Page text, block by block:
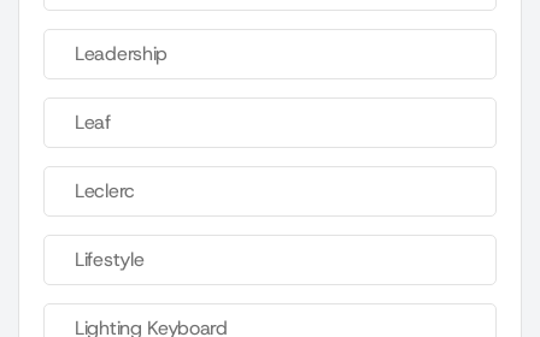
Leadership
Leaf
Leclerc
Lifestyle
Lighting Keyboard